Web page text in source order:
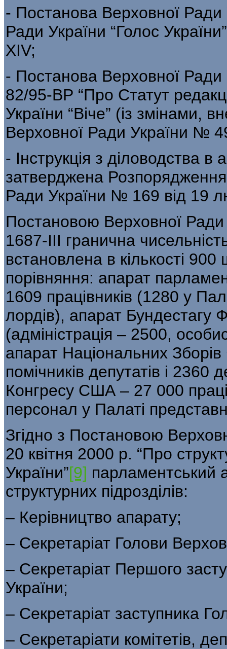
- Постанова Верховної Ради
Ради України “Голос
XIV;
- Постанова Верховної
82/95-ВР “Про Статут
України “Віче” (із змінами,
Верховної Ради України №
- Інструкція з діловодства
затверджена
Ради України № 169 від 19
Постановою Верховної Ради
1687-ІІІ гранична
встановлена в кількості
порівняння: апарат
1609 працівників (1280 у
лордів), апарат Бундестагу
(адміністрація – 2500,
апарат Національних
помічників депутатів і
Конгресу США – 27 000
персонал у Палаті
Згідно з Постановою
20 квітня 2000 р. “Про
України”[9] парламентський
структурних підрозділів:
– Керівництво апарату;
– Секретаріат Голови
– Секретаріат Першого
України;
– Секретаріат заступника
– Секретаріати комітетів,